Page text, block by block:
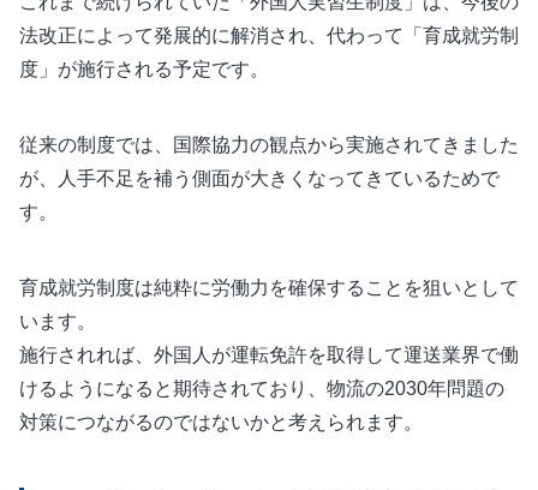
法改正によって発展的に解消され、代わって「育成就労制
度」が施行される予定です。
従来の制度では、国際協力の観点から実施されてきました
が、人手不足を補う側面が大きくなってきているためで
す。
育成就労制度は純粋に労働力を確保することを狙いとして
います。
施行されれば、外国人が運転免許を取得して運送業界で働
けるようになると期待されており、物流の2030年問題の
対策につながるのではないかと考えられます。